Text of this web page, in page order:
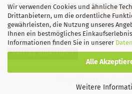
Wir verwenden Cookies und ähnliche
Drittanbietern, um die ordentliche
gewährleisten, die Nutzung unseres
Ihnen ein bestmögliches
Informationen finden Sie in unserer
Alle
Weitere
Vertrag widerrufen